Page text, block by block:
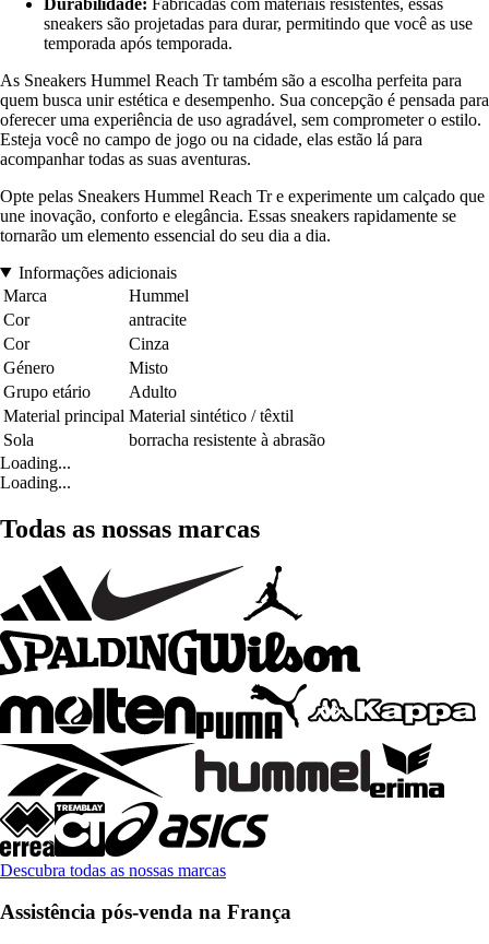
sneakers são projetadas para durar, permitindo que você as use
temporada após temporada.
As Sneakers Hummel Reach Tr também são a escolha perfeita para
quem busca unir estética e desempenho. Sua concepção é pensada para
oferecer uma experiência de uso agradável, sem comprometer o estilo.
Esteja você no campo de jogo ou na cidade, elas estão lá para
acompanhar todas as suas aventuras.
Opte pelas Sneakers Hummel Reach Tr e experimente um calçado que
une inovação, conforto e elegância. Essas sneakers rapidamente se
tornarão um elemento essencial do seu dia a dia.
Informações adicionais
Marca
Hummel
Cor
antracite
Cor
Cinza
Género
Misto
Grupo etário
Adulto
Material principal Material sintético / têxtil
Sola
borracha resistente à abrasão
Loading...
Loading...
Todas as nossas marcas
Descubra todas as nossas marcas
Assistência pós-venda na França